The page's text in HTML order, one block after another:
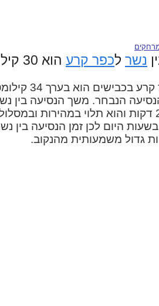
נשר לכפר קרע הוא 30 קילומטר בקו ישר.
המרחק בין נשר
הנבחר. משך הנסיעה בין
במכונית הוא בערך 29 דקות והוא תלוי
היום לכן זמן הנסיעה בין
גדול משמעותית מהנקוב.